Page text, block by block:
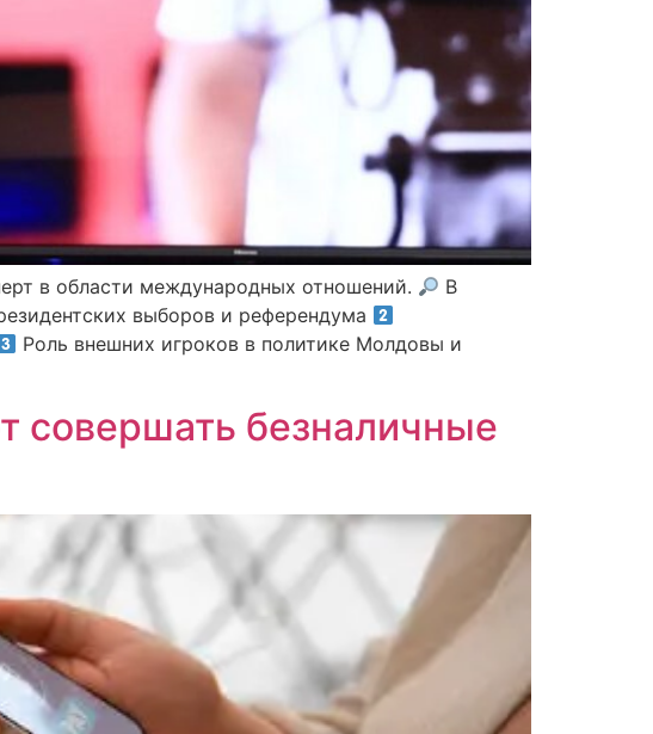
в области международных отношений.
В
выборов и референдума
Роль внешних игроков в политике Молдовы и
совершать безналичные